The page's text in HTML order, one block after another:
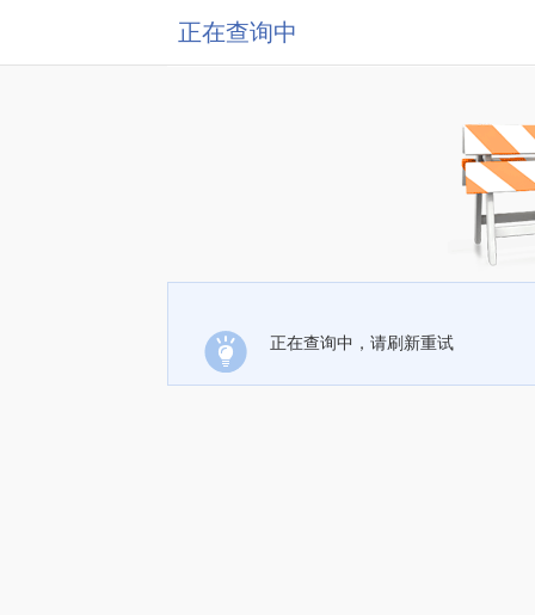
正在查询中
正在查询中，请刷新重试